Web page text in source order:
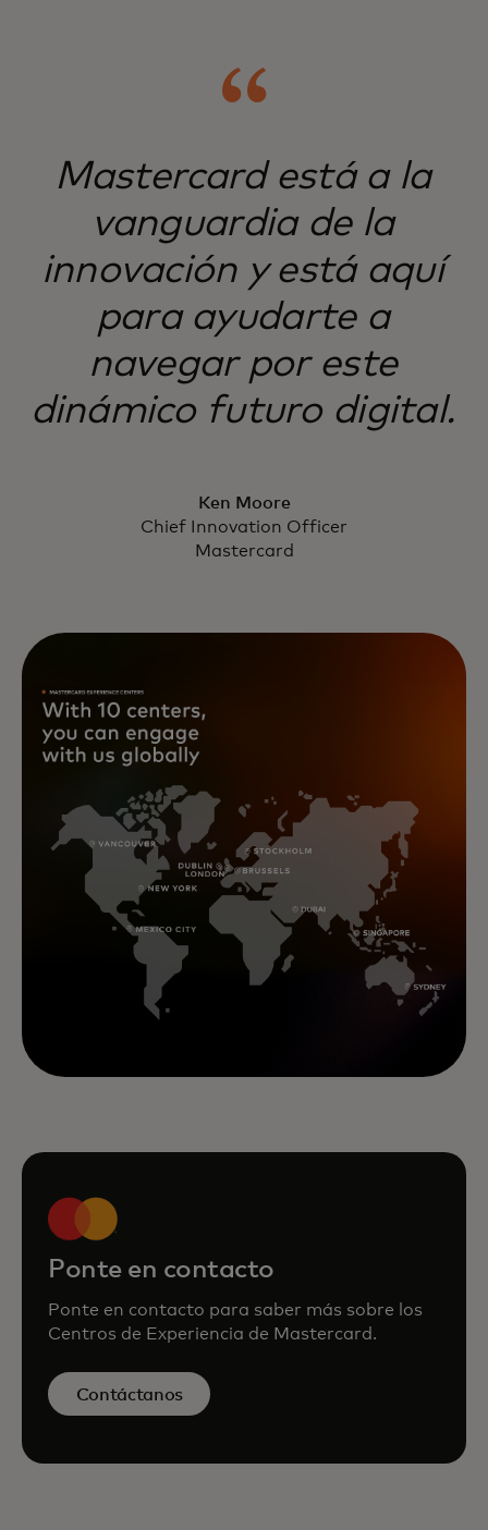
Mastercard está a la
vanguardia de la
innovación y está aquí
para ayudarte a
navegar por este
dinámico futuro digital.
Ken Moore
Chief Innovation Officer
Mastercard
Ponte en contacto
Ponte en contacto para saber más sobre los
Centros de Experiencia de Mastercard.
Contáctanos